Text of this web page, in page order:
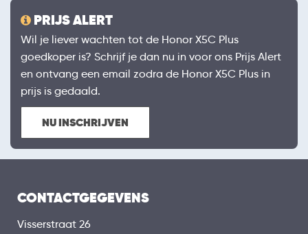
PRIJS ALERT
Wil je liever wachten tot de Honor X5C Plus
goedkoper is? Schrijf je dan nu in voor ons Prijs Alert
en ontvang een email zodra de Honor X5C Plus in
prijs is gedaald.
NU INSCHRIJVEN
CONTACTGEGEVENS
Visserstraat 26